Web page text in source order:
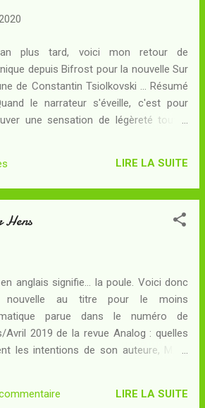
France où il rencontre le Vice-
pour atteindre son objectif. Faisant
fois-ci l'expérience d'une ascension
jusqu'à l'astre des nuits, le voici sur
de découvrir une société
- plus avancée que la sienne à
à d'autres. Les habitants de la Lune
plus tard, voici mon retour de
depuis Bifrost pour la nouvelle Sur
de Constantin Tsiolkovski ... Résumé
le narrateur s'éveille, c'est pour
une sensation de légèreté tout à
dans les membres ! A ses côtés,
ami physicien n'est pas long à lui
que la pesanteur a au contraire diminué
désormais le poids d'un seul... ce
sont désormais sur la Lune !
ils explorer ce monde inconnu
de dangers inattendus ? Bien que
titré « Un récit fantastique », Sur la
de Tsiolkovski peut être considéré
science . Deux personnages, égarés sur
LIRE LA SUITE
Hens
anglais signifie... la poule. Voici donc
nouvelle au titre pour le moins
parue dans le numéro de
Avril 2019 de la revue Analog : quelles
les intentions de son auteure, M. K.
doit éliminer tout son élevage de
LIRE LA SUITE